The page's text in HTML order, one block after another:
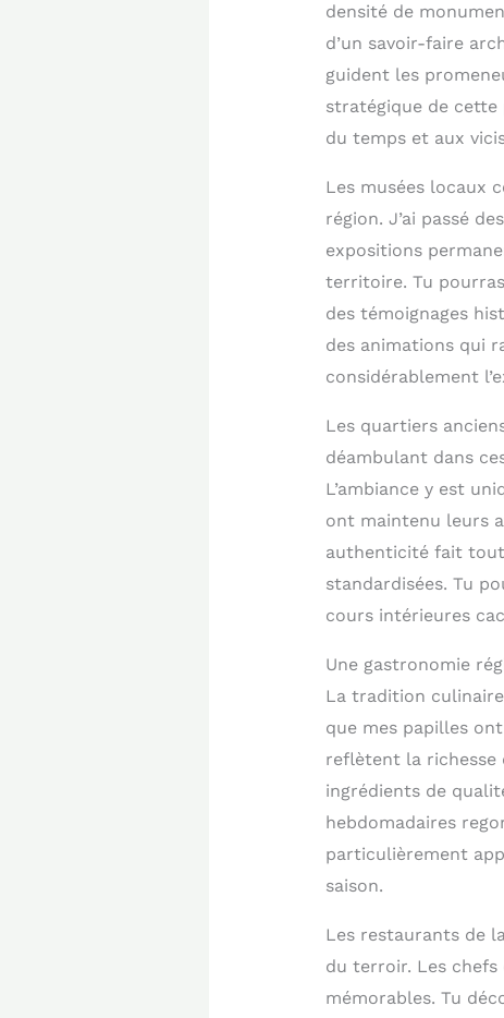
densité de
d’un savoir-faire
guident les
stratégique de cette
du temps et aux
Les musées locaux
région. J’ai passé
expositions
territoire. Tu
des témoignages
des animations qui
considérablement
Les quartiers
déambulant dans
L’ambiance y est
ont maintenu leurs
authenticité fait tout
standardisées. Tu
cours intérieures
Une gastronomie
La tradition
que mes papilles
reflètent la
ingrédients de
hebdomadaires
particulièrement
saison.
Les restaurants de
du terroir. Les
mémorables. Tu